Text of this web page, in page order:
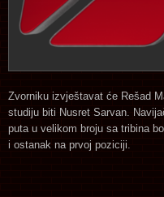
Zvorniku izvještavat će Rešad
studiju biti Nusret Sarvan.
puta u velikom broju sa tribina
i ostanak na prvoj poziciji.